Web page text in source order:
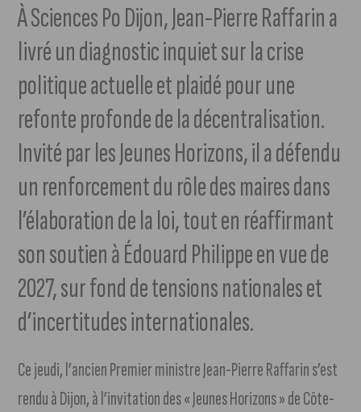
À Sciences Po Dijon, Jean-Pierre Raffarin a
livré un diagnostic inquiet sur la crise
politique actuelle et plaidé pour une
refonte profonde de la décentralisation.
Invité par les Jeunes Horizons, il a défendu
un renforcement du rôle des maires dans
l’élaboration de la loi, tout en réaffirmant
son soutien à Édouard Philippe en vue de
2027, sur fond de tensions nationales et
d’incertitudes internationales.
Ce jeudi, l’ancien Premier ministre Jean-Pierre Raffarin s’est
rendu à Dijon, à l’invitation des « Jeunes Horizons » de Côte-